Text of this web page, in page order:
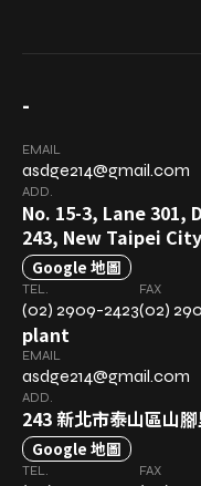
-
EMAIL
asdge214@gmail.com
ADD.
No. 15-3, Lane
243, New Taipei City
Google 地圖
TEL.
(02) 2909-2423
FAX
(02)
plant
EMAIL
asdge214@gmail.com
ADD.
243 新北市泰山區山
Google 地圖
TEL. FAX